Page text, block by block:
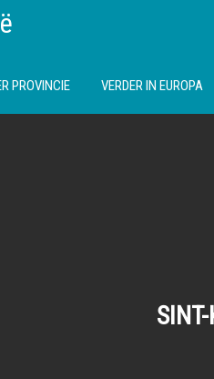
PROVINCIE VERDER IN EUROPA